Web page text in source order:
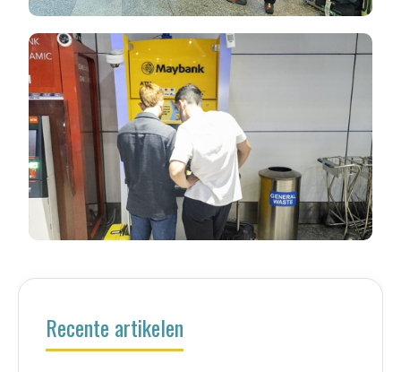
Recente artikelen